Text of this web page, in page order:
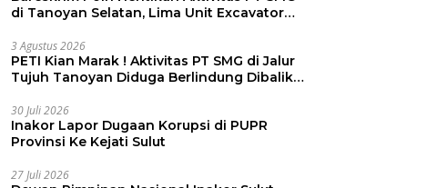
di Tanoyan Selatan, Lima Unit Excavator
3 Agustus 2026
PETI Kian Marak ! Aktivitas PT SMG di Jalur
Tujuh Tanoyan Diduga Berlindung Dibalik
30 Juli 2026
Inakor Lapor Dugaan Korupsi di PUPR
Provinsi Ke Kejati Sulut
27 Juli 2026